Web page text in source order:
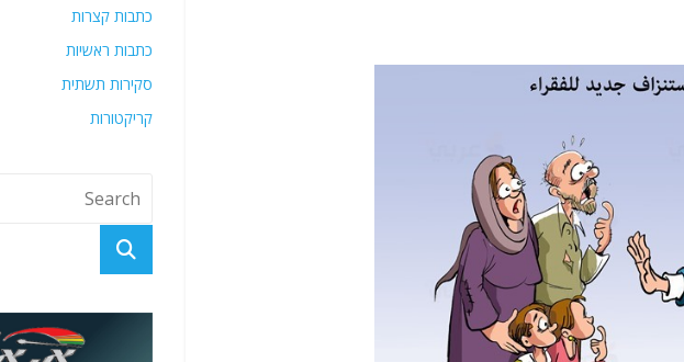
כתבות קצרות
כתבות ראשיות
סקירות תשתית
קריקטורות